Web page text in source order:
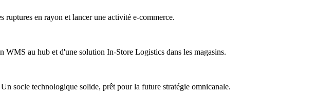
en rayon et lancer une activité e-commerce.
au hub et d'une solution In-Store Logistics dans les magasins.
socle technologique solide, prêt pour la future stratégie omnicanale.